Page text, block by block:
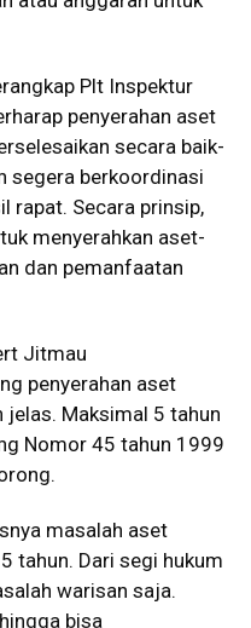
Plt Inspektur
penyerahan aset
secara baik-
segera berkoordinasi
rapat. Secara prinsip,
menyerahkan aset-
dan pemanfaatan
Jitmau
penyerahan aset
jelas. Maksimal 5 tahun
Nomor 45 tahun 1999
masalah aset
tahun. Dari segi hukum
warisan saja.
bisa